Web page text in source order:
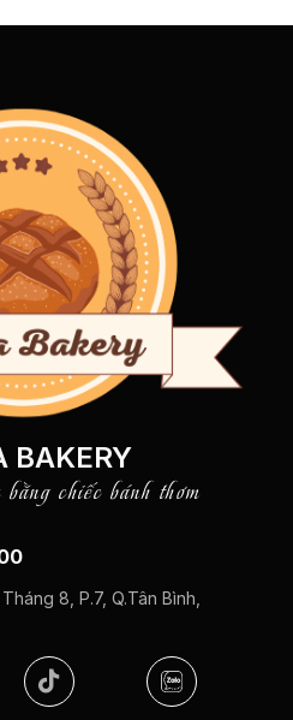
BAKERY
chiếc bánh thơm
8, P.7, Q.Tân Bình,